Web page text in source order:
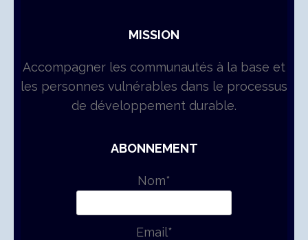
MISSION
Accompagner les communautés à la base et
les personnes vulnérables dans le processus
de développement durable.
ABONNEMENT
Nom*
Email*